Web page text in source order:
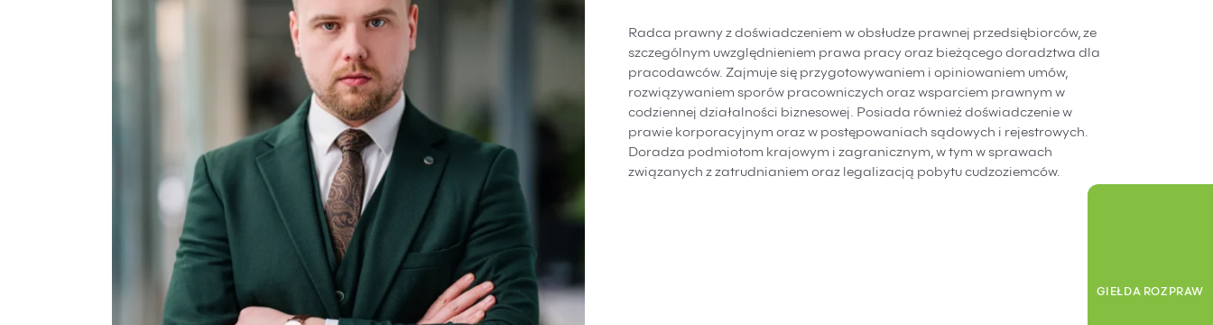
Radca prawny z doświadczeniem w obsłudze prawnej przedsiębiorców, ze
szczególnym uwzględnieniem prawa pracy oraz bieżącego doradztwa dla
pracodawców. Zajmuje się przygotowywaniem i opiniowaniem umów,
rozwiązywaniem sporów pracowniczych oraz wsparciem prawnym w
codziennej działalności biznesowej. Posiada również doświadczenie w
prawie korporacyjnym oraz w postępowaniach sądowych i rejestrowych.
Doradza podmiotom krajowym i zagranicznym, w tym w sprawach
związanych z zatrudnianiem oraz legalizacją pobytu cudzoziemców.
GIEŁDA ROZPRAW